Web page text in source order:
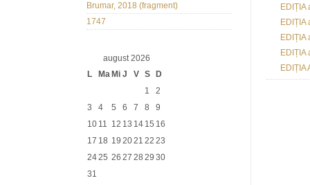
Brumar, 2018 (fragment)
1747
august 2026
L
Ma Mi J V S D
1
2
3
4 5 6 7 8
9
10 11 12 13 14 15 16
17 18 19 2021 22 23
2425 26 27 28 29 30
31
EDIȚIA
EDIȚIA
EDIȚIA
EDIȚIA
EDIȚIA